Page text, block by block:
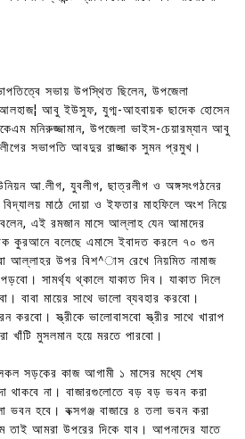
সভায় উপস্থিত ছিলেন, উপজেলা
আবু ইউসুফ, যুগ্ম-আহবায়ক ছাদেক হোসেন
মনিরুজ্জামান, উপজেলা ভাইস-চেয়ারম্যান আবু
সভাপতি আবদুর রাজ্জাক সুমন প্রমুখ।
আ.লীগ, যুবলীগ, ছাত্রলীগ ও অঙ্গসংগঠনের
মাঠে দোয়া ও ইফতার মাহফিলে অংশ নিয়ে
এই রমজান মাসে আল্লাহ যেন আমাদের
কুরআনে বলেছে এমাসে ইবাদত করলে ৭০ গুন
আল্লাহর উপর বিশ^াস রেখে নিয়মিত নামাজ
সামর্থ্য থ্কালে যাকাত দিব। যাকাত দিলে
বাবা মায়ের সাথে ভালো ব্যবহার করবো।
করবো। স্ত্রীকে ভালোবাসবো স্ত্রীর সাথে খারাপ
খাঁটি মুসলমান হয়ে মরতে পারবো।
সড়কের কাজ আগামী ১ মাসের মধ্যে শেষ
থাকবে না। বাজারগুলোতে বড় বড় ভবন করা
ভবন হবে। বক্সগঞ্জ বাজারে ৪ তলা ভবন করা
তাই আমরা উপরের দিকে যাব। আপনাদের যাতে